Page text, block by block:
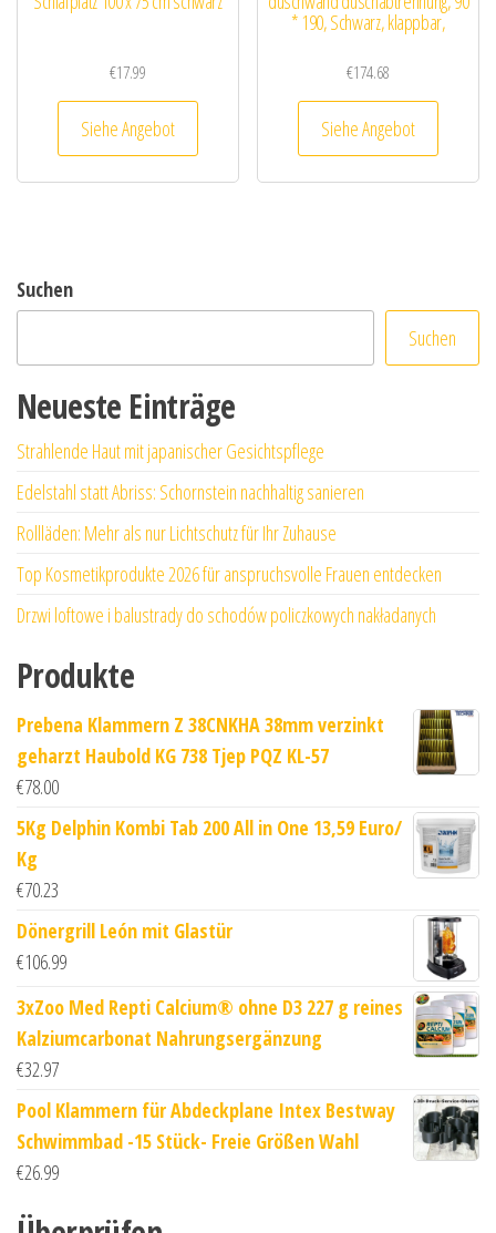
€17.99
Siehe Angebot
* 190, Schwarz, klappbar,
€174.68
Siehe Angebot
Suchen
Suchen
Neueste Einträge
Strahlende Haut mit japanischer Gesichtspflege
Edelstahl statt Abriss: Schornstein nachhaltig sanieren
Rollläden: Mehr als nur Lichtschutz für Ihr Zuhause
Top Kosmetikprodukte 2026 für anspruchsvolle Frauen entdecken
Drzwi loftowe i balustrady do schodów policzkowych nakładanych
Produkte
Prebena Klammern Z 38CNKHA 38mm verzinkt
geharzt Haubold KG 738 Tjep PQZ KL-57
€78.00
5Kg Delphin Kombi Tab 200 All in One 13,59 Euro/
Kg
€70.23
Dönergrill León mit Glastür
€106.99
3xZoo Med Repti Calcium® ohne D3 227 g reines
Kalziumcarbonat Nahrungsergänzung
€32.97
Pool Klammern für Abdeckplane Intex Bestway
Schwimmbad -15 Stück- Freie Größen Wahl
€26.99